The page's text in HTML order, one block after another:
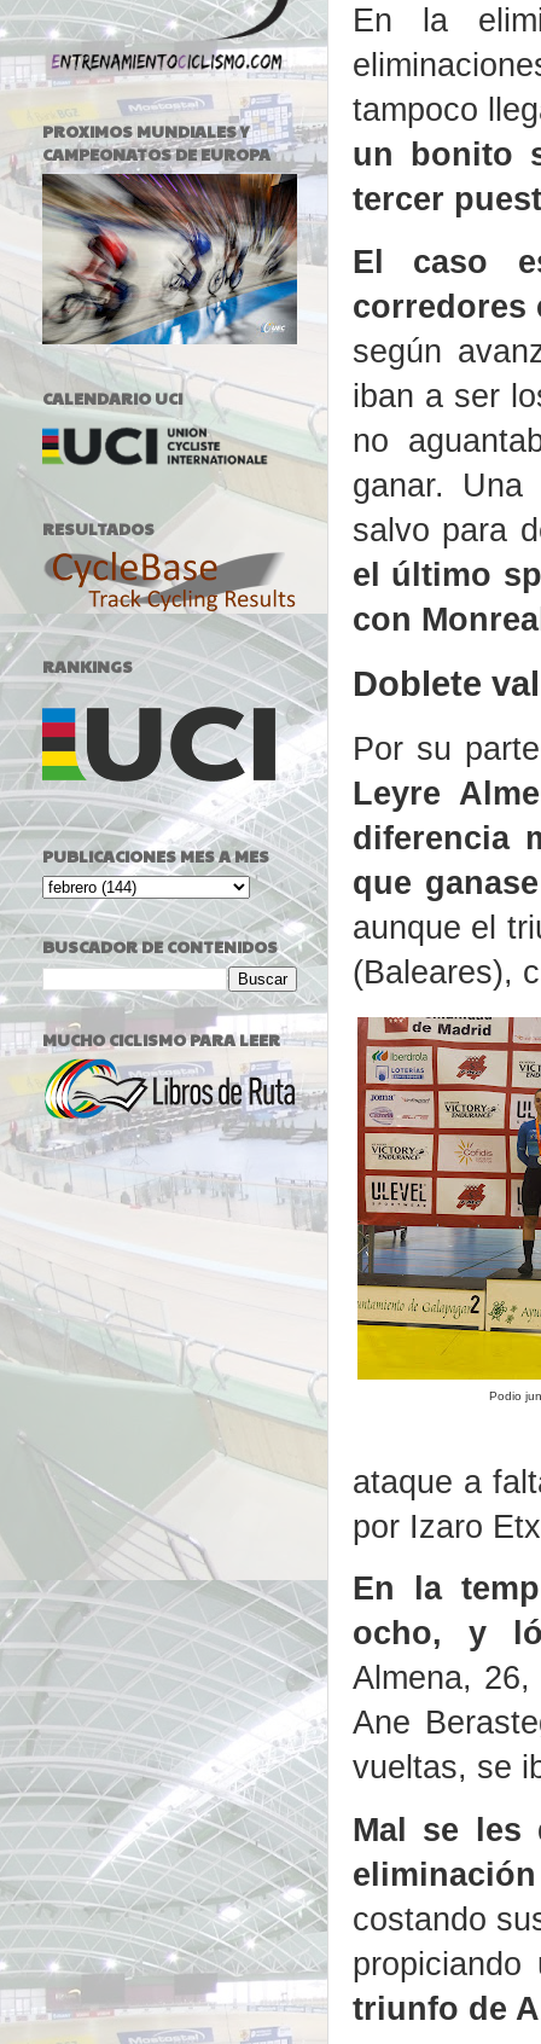
En la
tampoco
un bonito
tercer
El caso
corredores
según
iban a ser
no
ganar. Una
salvo para
el último
con
Doblete
Por su
Leyre
diferencia
que
aunque el
(Baleares),
Podio
ataque a
por Izaro
En la
ocho, y
Almena,
Ane
vueltas, se
Mal se les
costando
triunfo de
PROXIMOS MUNDIALES Y
CAMPEONATOS DE EUROPA
CALENDARIO UCI
RESULTADOS
RANKINGS
PUBLICACIONES MES A MES
BUSCADOR DE CONTENIDOS
MUCHO CICLISMO PARA LEER